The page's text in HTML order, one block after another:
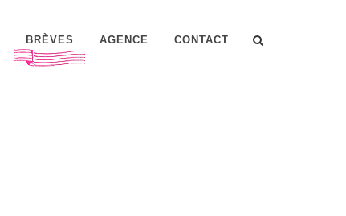
BRÈVES AGENCE CONTACT